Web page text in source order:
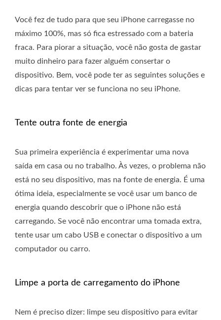
Você fez de tudo para que seu iPhone carregasse no
máximo 100%, mas só fica estressado com a bateria
fraca. Para piorar a situação, você não gosta de gastar
muito dinheiro para fazer alguém consertar o
dispositivo. Bem, você pode ter as seguintes soluções e
dicas para tentar ver se funciona no seu iPhone.
Tente outra fonte de energia
Sua primeira experiência é experimentar uma nova
saída em casa ou no trabalho. Às vezes, o problema não
está no seu dispositivo, mas na fonte de energia. É uma
ótima ideia, especialmente se você usar um banco de
energia quando descobrir que o iPhone não está
carregando. Se você não encontrar uma tomada extra,
tente usar um cabo USB e conectar o dispositivo a um
computador ou carro.
Limpe a porta de carregamento do iPhone
Nem é preciso dizer: limpe seu dispositivo para evitar